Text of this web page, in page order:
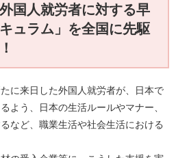
国人就労者に対する早
ュラム」を全国に先駆
に来日した外国人就労者が、日本で
よう、日本の生活ルールやマナー、
など、職業生活や社会生活における